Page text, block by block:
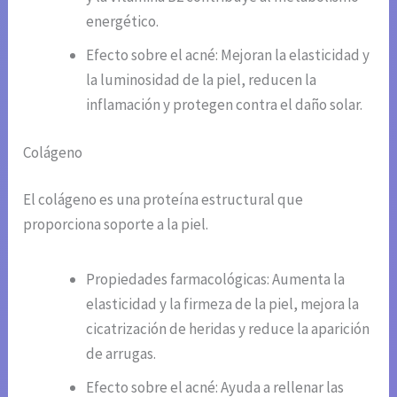
energético.
Efecto sobre el acné: Mejoran la elasticidad y
la luminosidad de la piel, reducen la
inflamación y protegen contra el daño solar.
Colágeno
El colágeno es una proteína estructural que
proporciona soporte a la piel.
Propiedades farmacológicas: Aumenta la
elasticidad y la firmeza de la piel, mejora la
cicatrización de heridas y reduce la aparición
de arrugas.
Efecto sobre el acné: Ayuda a rellenar las